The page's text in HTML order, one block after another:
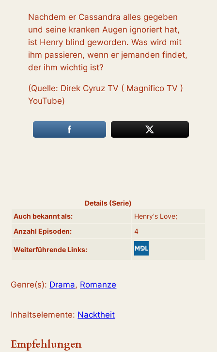
Nachdem er Cassandra alles gegeben
und seine kranken Augen ignoriert hat,
ist Henry blind geworden. Was wird mit
ihm passieren, wenn er jemanden findet,
der ihm wichtig ist?
(Quelle: Direk Cyruz TV ( Magnifico TV )
YouTube)
Details (Serie)
Auch bekannt als:
Henry's Love;
Anzahl Episoden:
4
Weiterführende Links:
Genre(s): Drama, Romanze
Inhaltselemente: Nacktheit
Empfehlungen